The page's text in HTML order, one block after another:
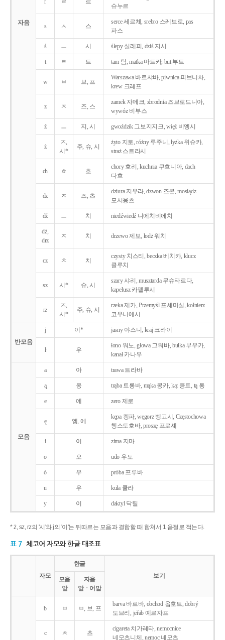
자음
r ㄹ 르
슈누르
s ㅅ 스
serce 세르체, srebro 스레브로, pas
파스
ś ㅡ 시 ślepy 실레피, dziś 지시
t ㅌ 트 tam 탐, matka 마트카, but 부트
w ㅂ 브, 프
Warszawa 바르샤바, piwnica 피브니차,
krew 크레프
z ㅈ 즈, 스
zamek 자메크, zbrodnia 즈브로드니아,
wywóz 비부스
ź ㅡ 지, 시 gwoździk 그보지지크, więź 비엥시
ż
ㅈ,
시*
주, 슈, 시
żyto 지토, różny 루주니, łyżka 위슈카,
straż 스트라시
ch ㅎ 흐
chory 호리, kuchnia 쿠흐니아, dach
다흐
dz ㅈ 즈, 츠
dziura 지우라, dzwon 즈본, mosiądz
모시옹츠
dź ㅡ 치 niedźwiedź 니에치비에치
dż,
drz
ㅈ 치 drzewo 제보, łodż 워치
cz ㅊ 치
czysty 치스티, beczka 베치카, klucz
클루치
sz 시* 슈, 시
szary 샤리, musztarda 무슈타르다,
kapelusz 카펠루시
rz
ㅈ,
시*
주, 슈, 시
rzeka 제카, Przemyśl 프셰미실, kołnierz
코우니에시
반모음
j 이* jasny 야스니, kraj 크라이
ł 우
łono 워노, głowa 그워바, bułka 부우카,
kanał 카나우
모음
a 아 trawa 트라바
ą̨ 옹 trąba 트롱바, mąka 몽카, kąt 콩트, tą 통
e 에 zero 제로
ę 엥, 에
kępa 켕파, węgorz 벵고시, Częstochowa
쳉스토호바, proszę 프로셰
i 이 zima 지마
o 오 udo 우도
ó 우 próba 프루바
u 우 kula 쿨라
y 이 daktyl 닥틸
* ż, sz, rz의 '시'와 j의 '이'는 뒤따르는 모음과 결합할 때 합쳐서 1 음절로 적는다.
표 7 체코어 자모와 한글 대조표
자모
한글
보기
모음
앞
자음
앞ㆍ어말
b ㅂ ㅂ, 브, 프
barva 바르바, obchod 옵호트, dobrý
도브리, jeřab 예르자프
c ㅊ 츠
cigareta 치가레타, nemocnice
네모츠니체, nemoc 네모츠